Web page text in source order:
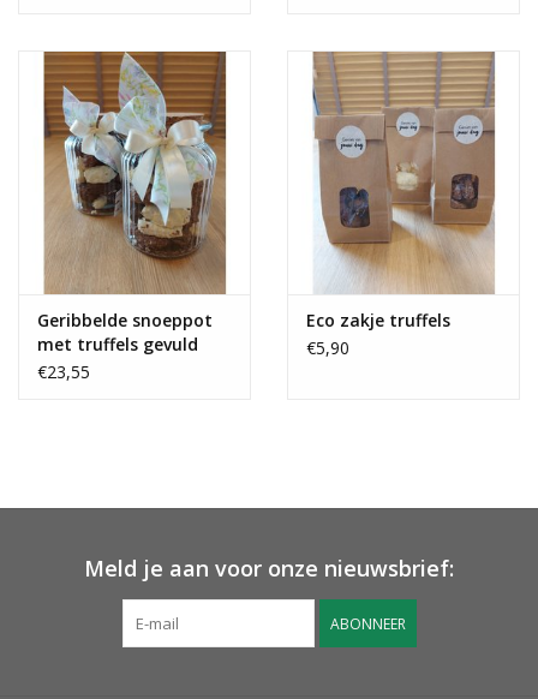
Geribbelde snoeppot
met truffels gevuld
€23,55
Eco zakje truffels
€5,90
Meld je aan voor onze nieuwsbrief:
ABONNEER